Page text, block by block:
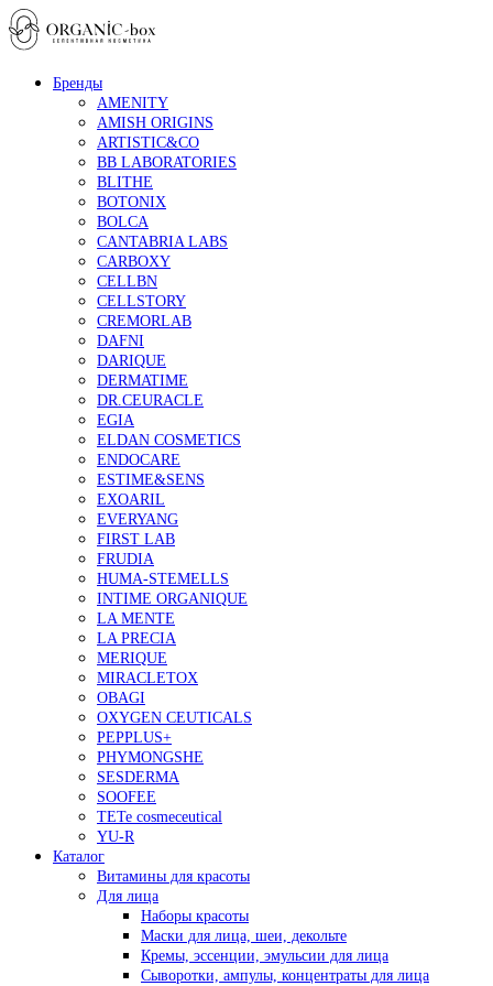
Бренды
AMENITY
AMISH ORIGINS
ARTISTIC&CO
BB LABORATORIES
BLITHE
BOTONIX
BOLCA
CANTABRIA LABS
CARBOXY
CELLBN
CELLSTORY
CREMORLAB
DAFNI
DARIQUE
DERMATIME
DR.CEURACLE
EGIA
ELDAN COSMETICS
ENDOCARE
ESTIME&SENS
EXOARIL
EVERYANG
FIRST LAB
FRUDIA
HUMA-STEMELLS
INTIME ORGANIQUE
LA MENTE
LA PRECIA
MERIQUE
MIRACLETOX
OBAGI
OXYGEN CEUTICALS
PEPPLUS+
PHYMONGSHE
SESDERMA
SOOFEE
TETe cosmeceutical
YU-R
Каталог
Витамины для красоты
Для лица
Наборы красоты
Маски для лица, шеи, декольте
Кремы, эссенции, эмульсии для лица
Сыворотки, ампулы, концентраты для лица